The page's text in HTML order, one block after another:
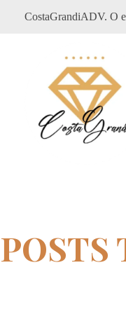
CostaGrandiADV. O
POSTS